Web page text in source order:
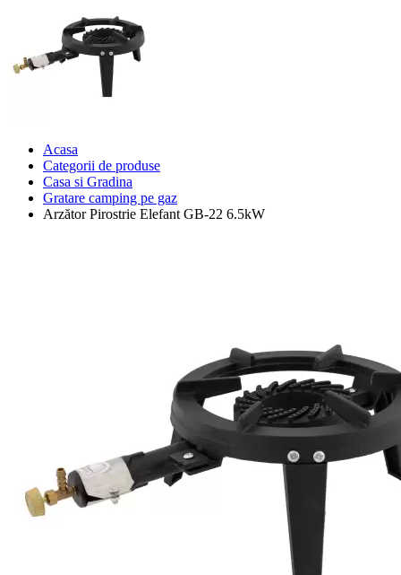
Acasa
Categorii de produse
Casa si Gradina
Gratare camping pe gaz
Arzător Pirostrie Elefant GB-22 6.5kW